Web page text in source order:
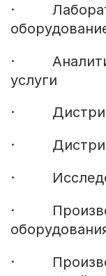
·
·
услуги
·
·
·
·
·